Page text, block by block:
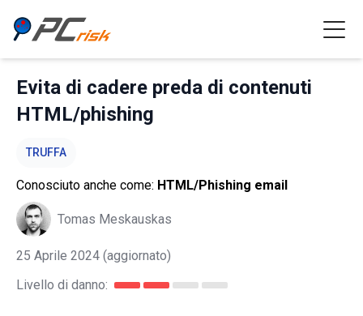
Evita di cadere preda di contenuti
HTML/phishing
TRUFFA
Conosciuto anche come: HTML/Phishing email
Tomas Meskauskas
25 Aprile 2024 (aggiornato)
Livello di danno: